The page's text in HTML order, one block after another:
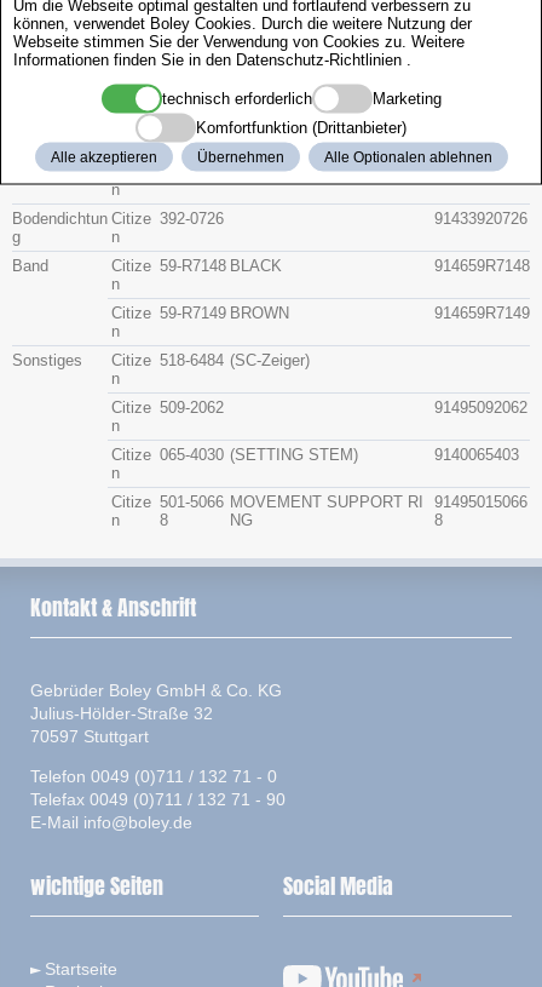
HerstellerTeile-Nr. Beschreibung Artikel-Nr.
Citize
n
55-00117
2
BLACK AND SILVER
2
Krone
Citize
n
506-A567 9142506A567
Bodendichtun
g
Citize
n
392-0726 91433920726
Band
Citize
n
59-R7148 BLACK 914659R7148
Citize
n
59-R7149 BROWN 914659R7149
Sonstiges
Citize
n
518-6484 (SC-Zeiger)
Citize
n
509-2062 91495092062
Citize
n
065-4030 (SETTING STEM) 9140065403
Citize
n
501-5066
8
MOVEMENT SUPPORT RI
NG
91495015066
8
Um die Webseite optimal gestalten und fortlaufend verbessern zu
können, verwendet Boley Cookies. Durch die weitere Nutzung der
Webseite stimmen Sie der Verwendung von Cookies zu. Weitere
Informationen finden Sie in den Datenschutz-Richtlinien
technisch erforderlich
Marketing
Komfortfunktion (Drittanbieter)
Alle akzeptieren Übernehmen Alle Optionalen ablehnen
Kontakt & Anschrift
Gebrüder Boley GmbH & Co. KG
Julius-Hölder-Straße 32
70597 Stuttgart
Telefon 0049 (0)711 / 132 71 - 0
Telefax 0049 (0)711 / 132 71 - 90
E-Mail info@boley.de
wichtige Seiten
Startseite
Social Media